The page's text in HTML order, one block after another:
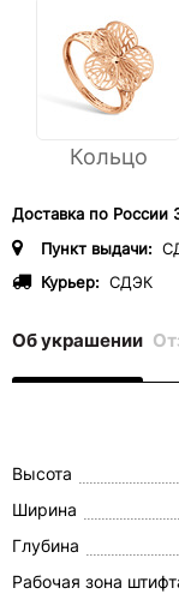
Кольцо
Доставка по России
Пункт выдачи:
Курьер: СДЭК
Об украшении
Высота
Ширина
Глубина
Рабочая зона